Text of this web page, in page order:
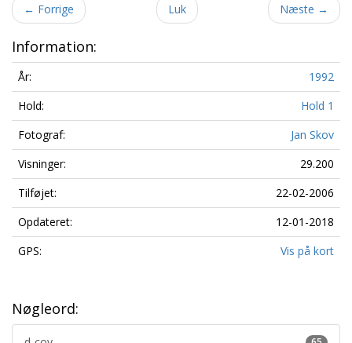
← Forrige Luk Næste →
Information:
År:
1992
Hold:
Hold 1
Fotograf:
Jan Skov
Visninger:
29.200
Tilføjet:
22-02-2006
Opdateret:
12-01-2018
GPS:
Vis på kort
Nøgleord: